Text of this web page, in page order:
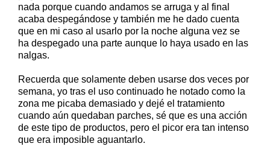
nada porque cuando andamos se arruga y al final
acaba despegándose y también me he dado cuenta
que en mi caso al usarlo por la noche alguna vez se
ha despegado una parte aunque lo haya usado en las
nalgas.
Recuerda que solamente deben usarse dos veces por
semana, yo tras el uso continuado he notado como la
zona me picaba demasiado y dejé el tratamiento
cuando aún quedaban parches, sé que es una acción
de este tipo de productos, pero el picor era tan intenso
que era imposible aguantarlo.